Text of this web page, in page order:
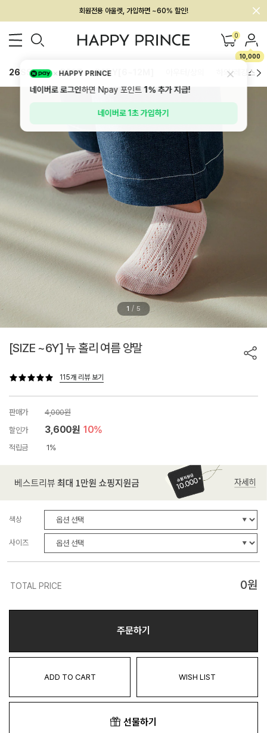
멤버십 최대 28,000원 혜택
0
10,000
26SS 신상 BEST BABY[6~12M] 하의/레깅스
1 / 5
[SIZE ~6Y] 뉴 홀리 여름 양말
115개 리뷰 보기
판매가
4,000원
할인가
3,600원 10%
적립금 1%
색상
사이즈
TOTAL PRICE 0원
주문하기
ADD TO CART WISH LIST
선물하기
HAPPY PRINCE
네이버로 로그인하면 Npay 포인트1%추가 지급!
네이버로 1초 가입하기